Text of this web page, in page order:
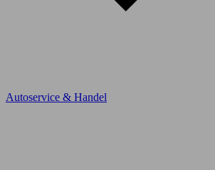
Autoservice & Handel